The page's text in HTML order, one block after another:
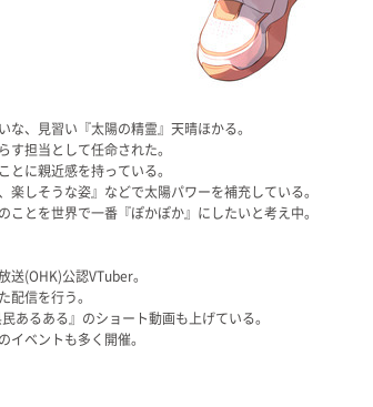
、見習い『太陽の精霊』天晴ほかる。
担当として任命された。
に親近感を持っている。
しそうな姿』などで太陽パワーを補充している。
とを世界で一番『ぽかぽか』にしたいと考え中。
送(OHK)公認VTuber。
配信を行う。
あるある』のショート動画も上げている。
ベントも多く開催。